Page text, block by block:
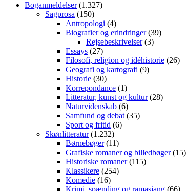
Boganmeldelser(1.327)
Sagprosa (150)
Antropologi (4)
Biografier og erindringer(39)
Rejsebeskrivelser(3)
Essays (27)
Filosofi, religion og idéhistorie (26)
Geografi og kartografi (9)
Historie (30)
Korrepondance (1)
Litteratur, kunst og kultur(28)
Naturvidenskab (6)
Samfund og debat (35)
Sport og fritid (6)
Skønlitteratur(1.232)
Børnebøger(11)
Grafiske romaner og billedbøger(15)
Historiske romaner(115)
Klassikere (254)
Komedie (16)
Krimi, spænding og ramasjang (66)